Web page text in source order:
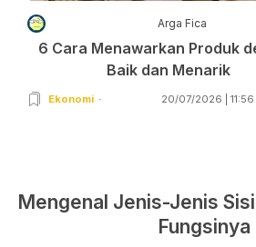
Arga Fica
6 Cara Menawarkan Produk
Baik dan Menarik
Ekonomi 20/07/2026 | 11:56
Mengenal Jenis-Jenis
Fungsinya